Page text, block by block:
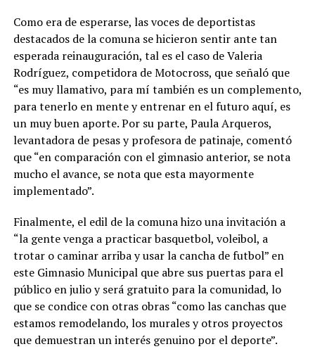
Como era de esperarse, las voces de deportistas
destacados de la comuna se hicieron sentir ante tan
esperada reinauguración, tal es el caso de Valeria
Rodríguez, competidora de Motocross, que señaló que
“es muy llamativo, para mí también es un complemento,
para tenerlo en mente y entrenar en el futuro aquí, es
un muy buen aporte. Por su parte, Paula Arqueros,
levantadora de pesas y profesora de patinaje, comentó
que “en comparación con el gimnasio anterior, se nota
mucho el avance, se nota que esta mayormente
implementado”.
Finalmente, el edil de la comuna hizo una invitación a
“la gente venga a practicar basquetbol, voleibol, a
trotar o caminar arriba y usar la cancha de futbol” en
este Gimnasio Municipal que abre sus puertas para el
público en julio y será gratuito para la comunidad, lo
que se condice con otras obras “como las canchas que
estamos remodelando, los murales y otros proyectos
que demuestran un interés genuino por el deporte”.